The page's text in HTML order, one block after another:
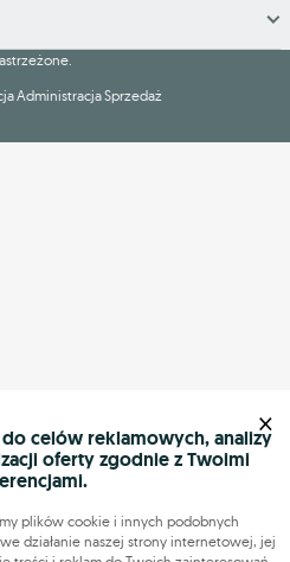
AdministracjaSprzedaż
celów reklamowych, analizy
oferty zgodnie z Twoimi
plików cookie i innych podobnych
działanie naszej strony internetowej, jej
×